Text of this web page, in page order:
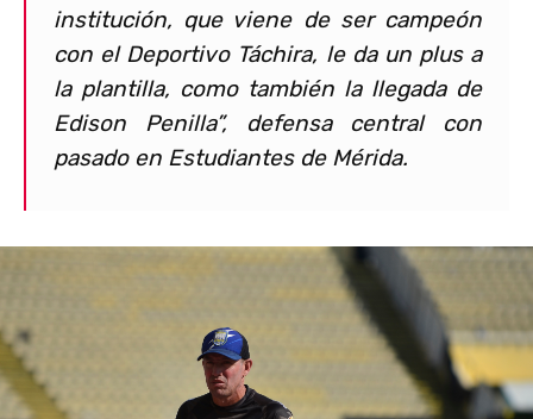
institución, que viene de ser campeón
con el Deportivo Táchira, le da un plus a
la plantilla, como también la llegada de
Edison Penilla”, defensa central con
pasado en Estudiantes de Mérida.